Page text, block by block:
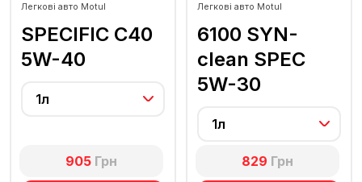
Легкові авто Motul
SPECIFIC C40
5W-40
1л
905Грн
Легкові авто Motul
6100 SYN-
clean SPEC
5W-30
1л
829 Грн